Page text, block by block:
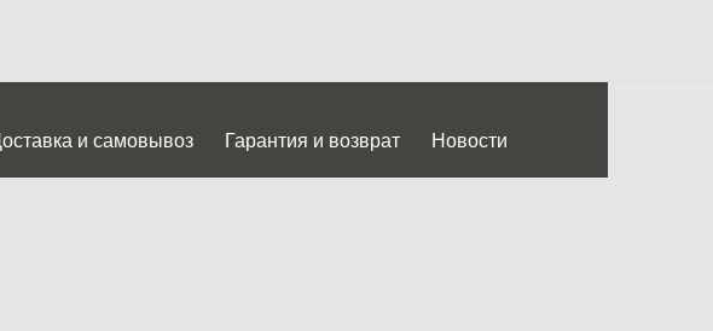
и самовывоз Гарантия и возврат Новости